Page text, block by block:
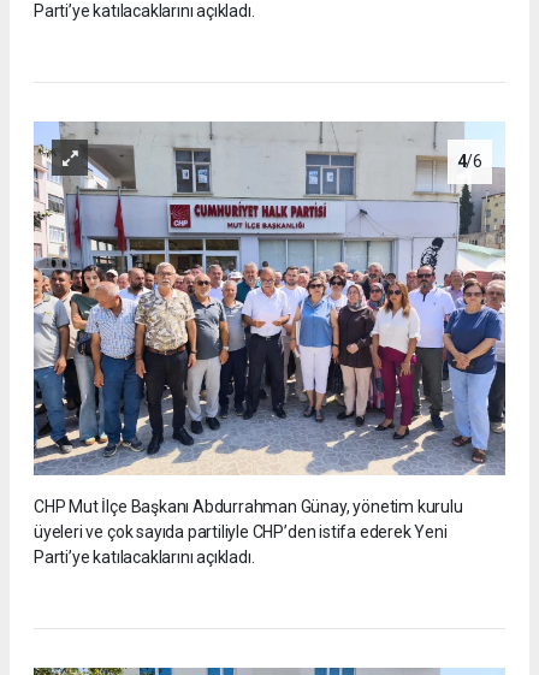
Parti’ye katılacaklarını açıkladı.
4/6
CHP Mut İlçe Başkanı Abdurrahman Günay, yönetim kurulu
üyeleri ve çok sayıda partiliyle CHP’den istifa ederek Yeni
Parti’ye katılacaklarını açıkladı.